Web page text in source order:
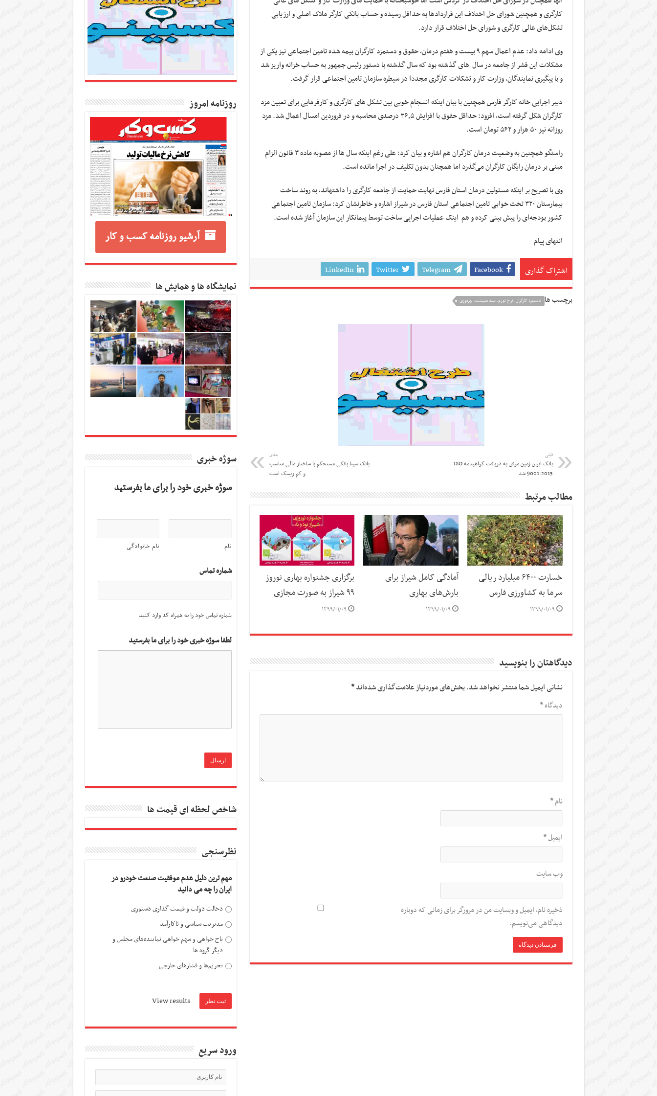
کارگری و همچنین شورای حل اختلاف این قراردادها به حداقل رسیده و حساب بانکی کارگر ملاک اصلی و ارزیابی
تشکل‌های عالی کارگری و شورای حل اختلاف قرار دارد.
وی ادامه داد: عدم اعمال سهم ۹ بیست و هفتم درمان، حقوق و دستمزد کارگران بیمه شده تامین اجتماعی نیز یکی از
مشکلات این قشر از جامعه در سال ‎ های گذشته بود که سال گذشته با دستور رئیس جمهور به حساب خزانه واریز شد
و با پیگیری نمایندگان، وزارت کار و تشکلات کارگری مجددا در سیطره سازمان تامین اجتماعی قرار گرفت.
دبیر اجرایی خانه کارگر فارس همچنین با بیان اینکه انسجام خوبی بین تشکل های کارگری و کارفرمایی برای تعیین مزد
کارگران شکل گرفته است، افزود: حداقل حقوق با افزایش ۳۶٫۵ درصدی محاسبه و در فروردین امسال اعمال شد. مزد
روزانه نیز ۵۰ هزار و ۵۶۲ تومان است.
راستگو همچنین به وضعیت درمان کارگران هم اشاره و بیان کرد: علی رغم اینکه سال ها از مصوبه ماده ۳ قانون الزام
مبنی بر درمان رایگان کارگران می‌گذرد اما همچنان بدون تکلیف در اجرا مانده است.
وی با تصریح بر اینکه مسئولین درمان استان فارس نهایت حمایت از جامعه کارگری را داشته‎اند، به روند ساخت
بیمارستان ۳۲۰ تخت خوابی تامین اجتماعی استان فارس در شیراز اشاره و خاطرنشان کرد: سازمان تامین اجتماعی
کشور بودجه‌ای را پیش‎ بینی کرده و هم ‎ اینک عملیات اجرایی ساخت توسط پیمانکار این سازمان آغاز شده است.
انتهای پیام
اشتراک گذاری Facebook
Telegram
Twitter
LinkedIn
برچسب ها دستمزد کارگران، نرخ تورم، سبد معیشت، بهره‌وری
قبلی
بانک ایران زمین موفق به دریافت گواهینامه ISO
9001:2015 شد
بعدی
بانک سینا بانکی مستحکم با ساختار مالی مناسب
و کم ریسک است
مطالب مرتبط
خسارت ۶۴۰۰ میلیارد ریالی
سرما به کشاورزی فارس
۱۳۹۹/۰۱/۰۹
آمادگی کامل شیراز برای
بارش‌های بهاری
۱۳۹۹/۰۱/۰۹
برگزاری جشنواره بهاری نوروز
۹۹ شیراز به صورت مجازی
۱۳۹۹/۰۱/۰۹
دیدگاهتان را بنویسید
نشانی ایمیل شما منتشر نخواهد شد.بخش‌های موردنیاز علامت‌گذاری شده‌اند*
دیدگاه*
نام*
ایمیل*
وب‌ سایت
ذخیره نام، ایمیل و وبسایت من در مرورگر برای زمانی که دوباره
دیدگاهی می‌نویسم.
روزنامه امروز
آرشیو روزنامه کسب و کار
نمایشگاه ها و همایش ها
سوژه خبری
سوژه خبری خود را برای ما بفرستید
نام نام خانوادگی
شماره تماس
شماره تماس خود را به همراه کد وارد کنید
لطفا سوژه خبری خود را برای ما بفرستید
شاخص لحظه ای قیمت ها
نظرسنجی
مهم ترین دلیل عدم موفقیت صنعت خودرو در
ایران را چه می دانید
دخالت دولت و قیمت گذاری دستوری
مدیریت سیاسی و ناکارآمد
باج خواهی و سهم خواهی نماینده‌های مجلس و
دیگر گروه ها
تحریم‌ها و فشارهای خارجی
View results
ورود سریع